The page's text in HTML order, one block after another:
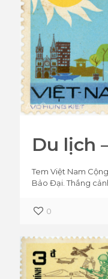
Du lịch
Tem Việt Nam
Bảo Đại. Thắng
0